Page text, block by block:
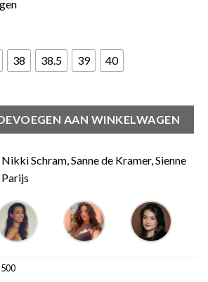
38 38.5 39 40
(GS) aantalAAN WINKELWAGEN
Schram, Sanne de Kramer, Sienne